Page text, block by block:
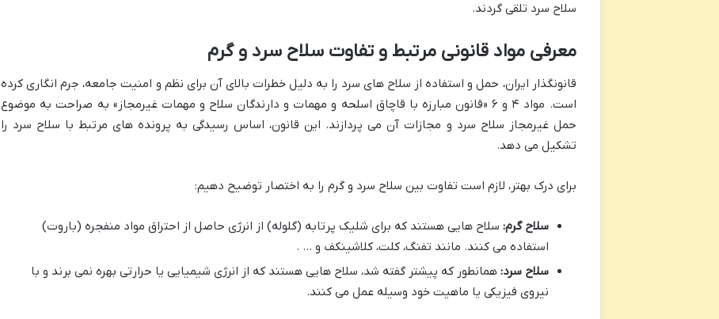
سلاح سرد تلقی گردند.
معرفی مواد قانونی مرتبط و تفاوت سلاح سرد و گرم
قانونگذار ایران، حمل و استفاده از سلاح های سرد را به دلیل خطرات بالای آن برای نظم و امنیت جامعه، جرم انگاری کرده
است. مواد ۴ و ۶ «قانون مبارزه با قاچاق اسلحه و مهمات و دارندگان سلاح و مهمات غیرمجاز» به صراحت به موضوع
حمل غیرمجاز سلاح سرد و مجازات آن می پردازند. این قانون، اساس رسیدگی به پرونده های مرتبط با سلاح سرد را
تشکیل می دهد.
برای درک بهتر، لازم است تفاوت بین سلاح سرد و گرم را به اختصار توضیح دهیم:
سلاح گرم: سلاح هایی هستند که برای شلیک پرتابه (گلوله) از انرژی حاصل از احتراق مواد منفجره (باروت)
استفاده می کنند. مانند تفنگ، کلت، کلاشینکف و … .
سلاح سرد: همانطور که پیشتر گفته شد، سلاح هایی هستند که از انرژی شیمیایی یا حرارتی بهره نمی برند و با
نیروی فیزیکی یا ماهیت خود وسیله عمل می کنند.